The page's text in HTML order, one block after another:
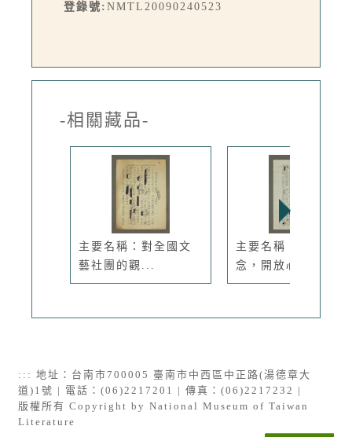
登錄號: NMTL20090240523
-相關藏品-
主要名稱：對全國文
藝社團的觀...
主要名稱：開放觀
念，開放心胸
::: 地址：台南市700005 臺南市中西區中正路(湯德章大
道)1號 | 電話：(06)2217201 | 傳真：(06)2217232 |
版權所有 Copyright by National Museum of Taiwan
Literature